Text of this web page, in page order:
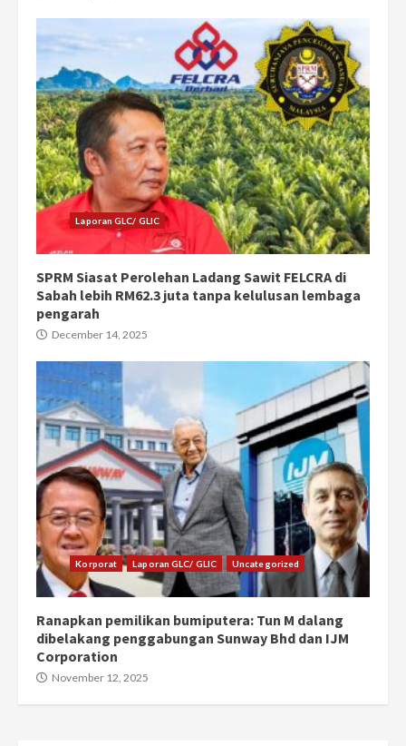
Laporan GLC/ GLIC
SPRM Siasat Perolehan Ladang Sawit FELCRA di
Sabah lebih RM62.3 juta tanpa kelulusan lembaga
pengarah
December 14, 2025
Korporat Laporan GLC/ GLIC Uncategorized
Ranapkan pemilikan bumiputera: Tun M dalang
dibelakang penggabungan Sunway Bhd dan IJM
Corporation
November 12, 2025